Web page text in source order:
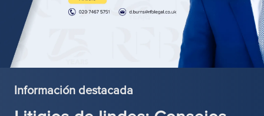
Información destacada